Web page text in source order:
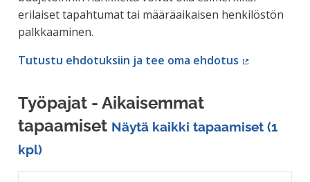
erilaiset tapahtumat tai määräaikaisen henkilöstön
palkkaaminen.
Tutustu ehdotuksiin ja tee oma ehdotus
Työpajat - Aikaisemmat
tapaamiset Näytä kaikki tapaamiset (1
kpl)